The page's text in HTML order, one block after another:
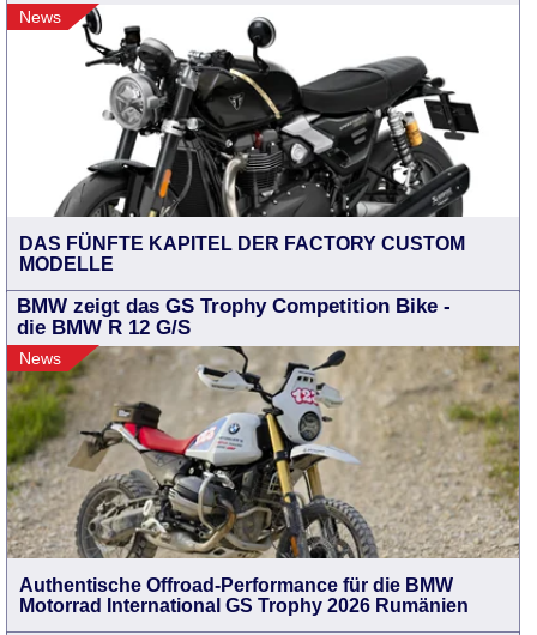
News
DAS FÜNFTE KAPITEL DER FACTORY CUSTOM
MODELLE
BMW zeigt das GS Trophy Competition Bike -
die BMW R 12 G/S
News
Authentische Offroad-Performance für die BMW
Motorrad International GS Trophy 2026 Rumänien